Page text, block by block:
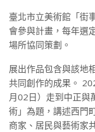
臺北市立美術館「街
會參與計畫，每年選
場所協同策劃。
展出作品包含與該地
共同創作的成果。
月02日）走到中正
術」為題，講述西門
商家、居民與藝術家